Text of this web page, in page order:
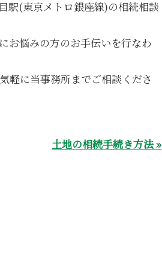
駅(東京メトロ銀座線)の相続相談
お悩みの方のお手伝いを行なわ
軽に当事務所までご相談くださ
土地の相続手続き方法 »